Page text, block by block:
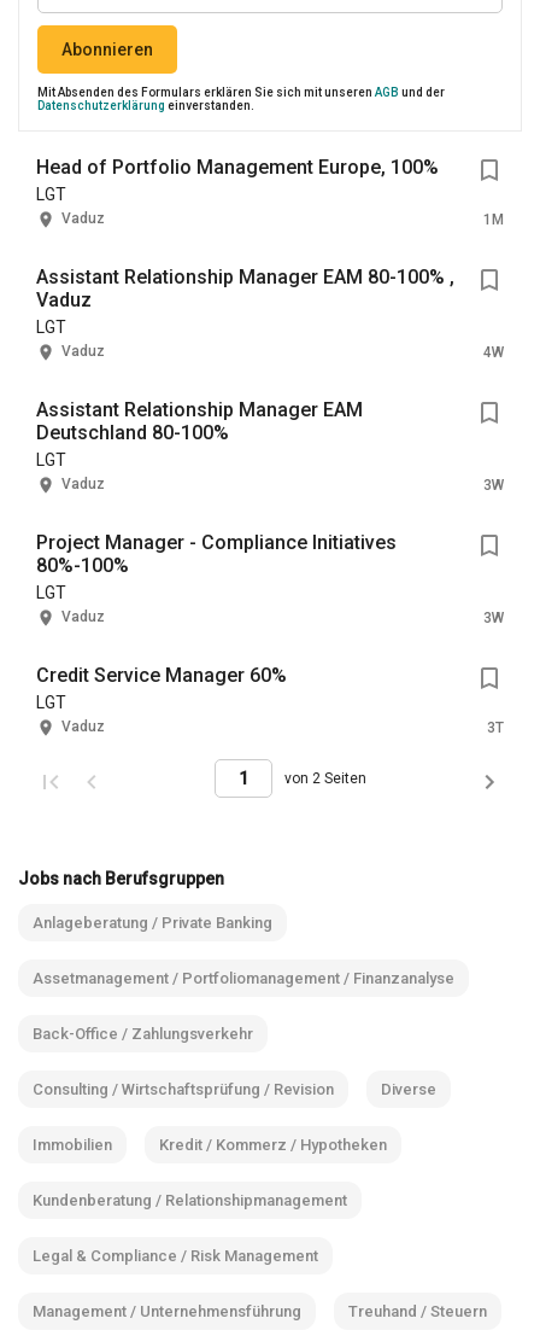
Abonnieren
Mit Absenden des Formulars erklären Sie sich mit unseren AGB und der
Datenschutzerklärung einverstanden.
Head of Portfolio Management Europe, 100%
LGT
Vaduz 1M
Assistant Relationship Manager EAM 80-100% ,
Vaduz
LGT
Vaduz 4W
Assistant Relationship Manager EAM
Deutschland 80-100%
LGT
Vaduz 3W
Project Manager - Compliance Initiatives
80%-100%
LGT
Vaduz 3W
Credit Service Manager 60%
LGT
Vaduz 3T
von 2 Seiten
Jobs nach Berufsgruppen
Anlageberatung / Private Banking
Assetmanagement / Portfoliomanagement / Finanzanalyse
Back-Office / Zahlungsverkehr
Consulting / Wirtschaftsprüfung / Revision Diverse
Immobilien Kredit / Kommerz / Hypotheken
Kundenberatung / Relationshipmanagement
Legal & Compliance / Risk Management
Management / Unternehmensführung Treuhand / Steuern